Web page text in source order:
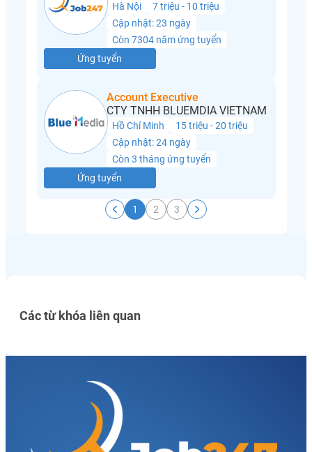
Hà Nội
7 triệu - 10 triệu
Cập nhật: 23 ngày
Còn 7304 năm ứng tuyển
Ứng tuyển
Account Executive
CTY TNHH BLUEMDIA VIETNAM
Hồ Chí Minh
15 triệu - 20 triệu
Cập nhật: 24 ngày
Còn 3 tháng ứng tuyển
Ứng tuyển
1 2 3
Các từ khóa liên quan